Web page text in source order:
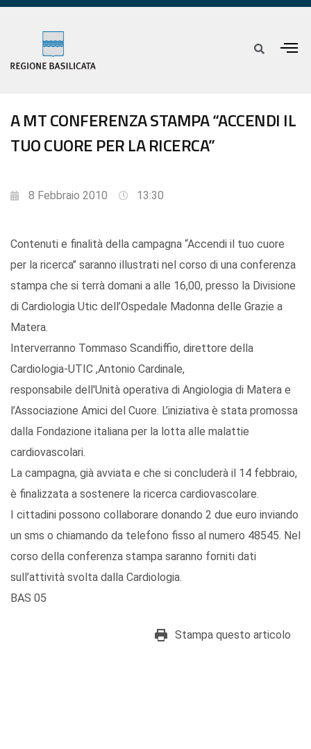
A MT CONFERENZA STAMPA “ACCENDI IL
TUO CUORE PER LA RICERCA”
8 Febbraio 2010 13:30
Contenuti e finalità della campagna “Accendi il tuo cuore
per la ricerca’’ saranno illustrati nel corso di una conferenza
stampa che si terrà domani a alle 16,00, presso la Divisione
di Cardiologia Utic dell’Ospedale Madonna delle Grazie a
Matera.
Interverranno Tommaso Scandiffio, direttore della
Cardiologia-UTIC ,Antonio Cardinale,
responsabile dell'Unità operativa di Angiologia di Matera e
l’Associazione Amici del Cuore. L’iniziativa è stata promossa
dalla Fondazione italiana per la lotta alle malattie
cardiovascolari.
La campagna, già avviata e che si concluderà il 14 febbraio,
è finalizzata a sostenere la ricerca cardiovascolare.
I cittadini possono collaborare donando 2 due euro inviando
un sms o chiamando da telefono fisso al numero 48545. Nel
corso della conferenza stampa saranno forniti dati
sull’attività svolta dalla Cardiologia.
BAS 05
Stampa questo articolo